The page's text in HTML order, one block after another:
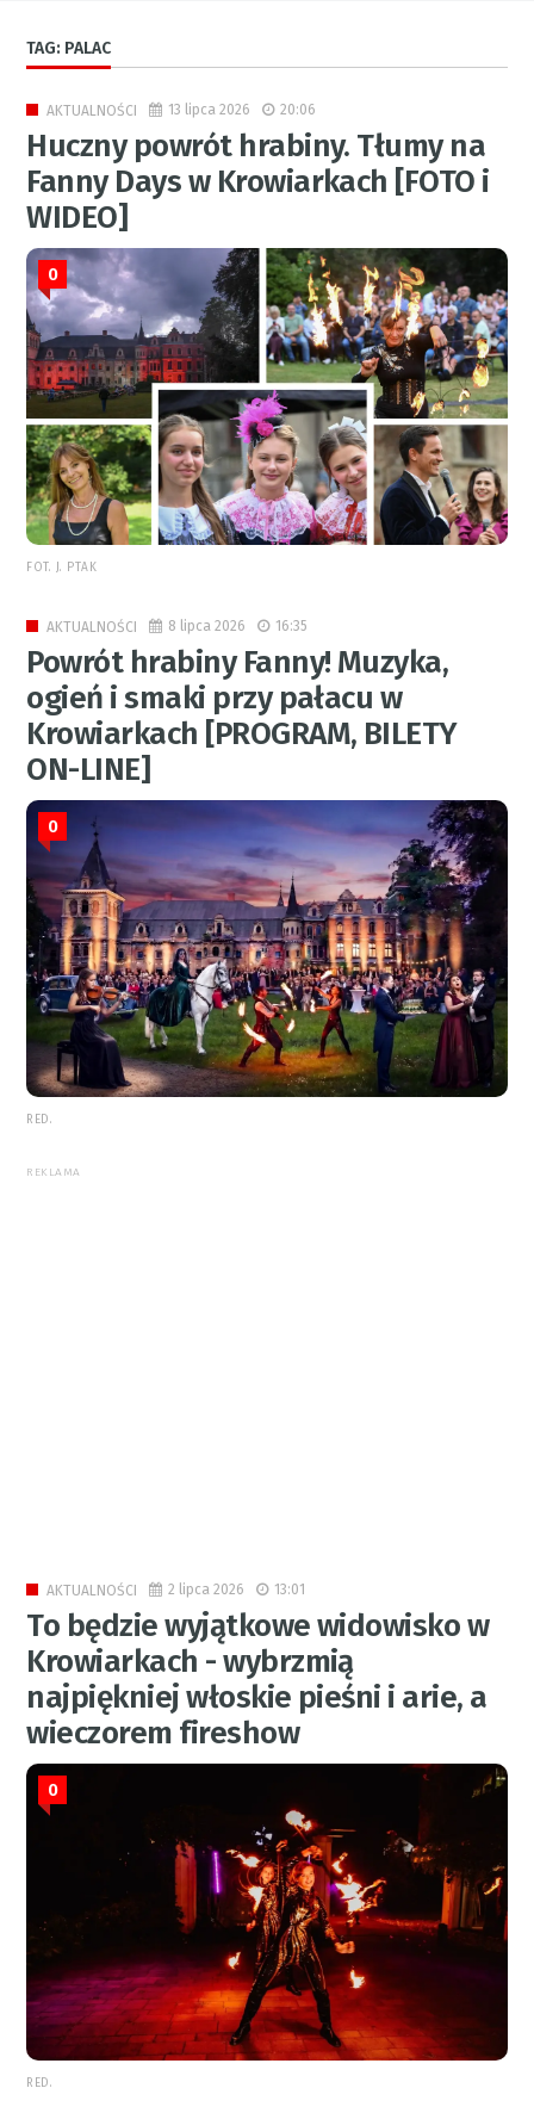
TAG: PALAC
AKTUALNOŚCI 13 lipca 2026 20:06
Huczny powrót hrabiny. Tłumy na
Fanny Days w Krowiarkach [FOTO i
WIDEO]
0
FOT. J. PTAK
AKTUALNOŚCI 8 lipca 2026 16:35
Powrót hrabiny Fanny! Muzyka,
ogień i smaki przy pałacu w
Krowiarkach [PROGRAM, BILETY
ON-LINE]
0
RED.
REKLAMA
AKTUALNOŚCI 2 lipca 2026 13:01
To będzie wyjątkowe widowisko w
Krowiarkach - wybrzmią
najpiękniej włoskie pieśni i arie, a
wieczorem fireshow
0
RED.